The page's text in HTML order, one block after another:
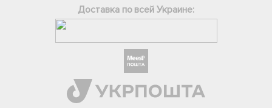
Доставка по всей Украине:
Інстаграм